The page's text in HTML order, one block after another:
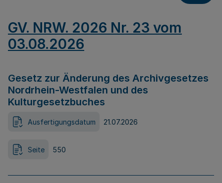
GV. NRW. 2026 Nr. 23 vom
03.08.2026
Gesetz zur Änderung des Archivgesetzes
Nordrhein-Westfalen und des
Kulturgesetzbuches
Ausfertigungsdatum 21.07.2026
Seite 550